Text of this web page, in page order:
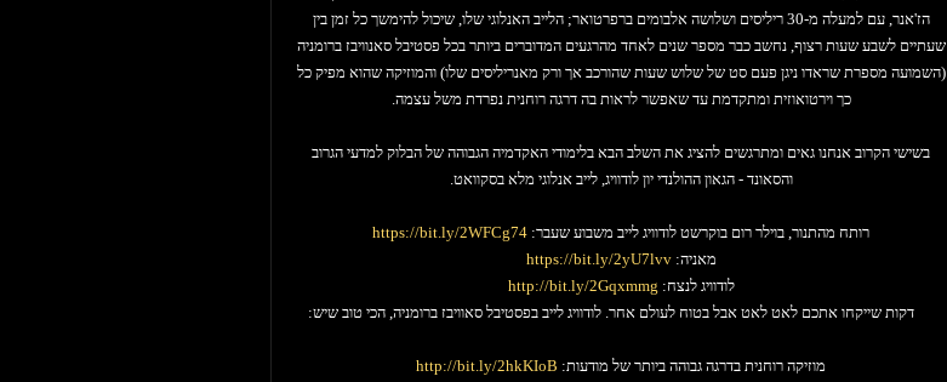
הז'אנר, עם למעלה מ-30 ריליסים ושלושה אלבומים ברפרטואר; הלייב האנלוגי שלו, שיכול להימשך כל זמן בין
שעתיים לשבע שעות רצוף, נחשב כבר מספר שנים לאחד מהרגעים המדוברים ביותר בכל פסטיבל סאנוויבז ברומניה
(השמועה מספרת שראדו ניגן פעם סט של שלוש שעות שהורכב אך ורק מאנריליסים שלו) והמוזיקה שהוא מפיק כל
כך וירטואוזית ומתקדמת עד שאפשר לראות בה דרגה רוחנית נפרדת משל עצמה.
בשישי הקרוב אנחנו גאים ומתרגשים להציג את השלב הבא בלימודי האקדמיה הגבוהה של הבלוק למדעי הגרוב
והסאונד - הגאון ההולנדי יון לודוויג, לייב אנלוגי מלא בסקוואט.
רותח מהתנור, בוילר רום בוקרשט לודוויג לייב משבוע שעבר: https://bit.ly/2WFCg74
מאניה:https://bit.ly/2yU7lvv
לודוויג לנצח: http://bit.ly/2Gqxmmg
מוזיקה רוחנית בדרגה גבוהה ביותר של מודעות: http://bit.ly/2hkKIoB